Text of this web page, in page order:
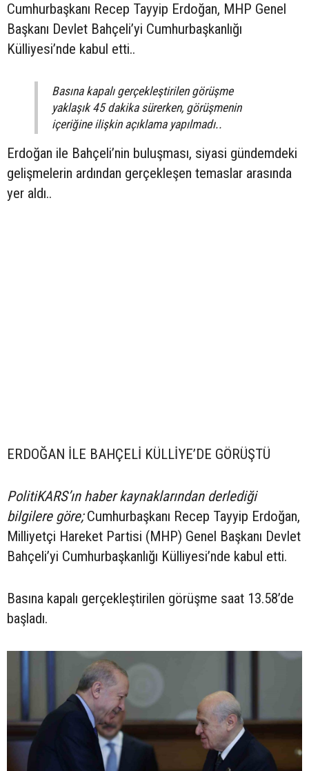
Cumhurbaşkanı Recep Tayyip Erdoğan, MHP Genel
Başkanı Devlet Bahçeli’yi Cumhurbaşkanlığı
Külliyesi’nde kabul etti..
Basına kapalı gerçekleştirilen görüşme
yaklaşık 45 dakika sürerken, görüşmenin
içeriğine ilişkin açıklama yapılmadı..
Erdoğan ile Bahçeli’nin buluşması, siyasi gündemdeki
gelişmelerin ardından gerçekleşen temaslar arasında
yer aldı..
ERDOĞAN İLE BAHÇELİ KÜLLİYE’DE GÖRÜŞTÜ
PolitiKARS’ın haber kaynaklarından derlediği
bilgilere göre;Cumhurbaşkanı Recep Tayyip Erdoğan,
Milliyetçi Hareket Partisi (MHP) Genel Başkanı Devlet
Bahçeli’yi Cumhurbaşkanlığı Külliyesi’nde kabul etti.
Basına kapalı gerçekleştirilen görüşme saat 13.58’de
başladı.